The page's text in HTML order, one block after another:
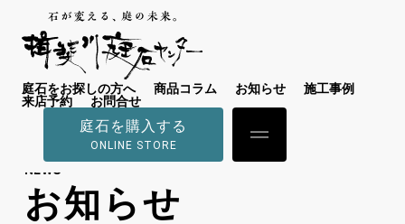
庭石をお探しの方へ 商品コラム お知らせ
施工事例
来店予約
お問合せ
庭石を購入する
ONLINE STORE
NEWS
お知らせ